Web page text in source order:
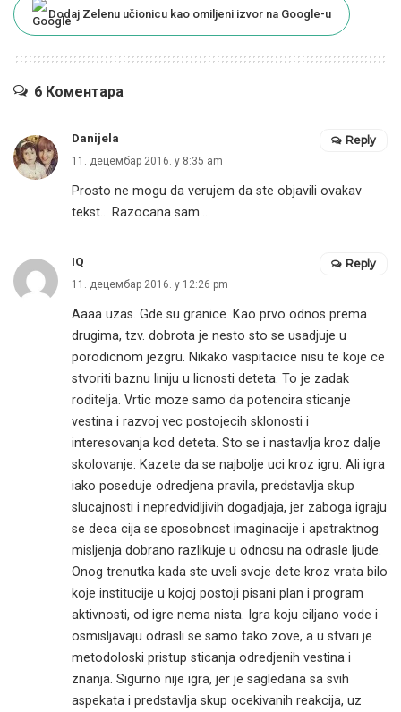
Dodaj Zelenu učionicu kao omiljeni izvor na Google-u
6 Коментара
Danijela
11. децембар 2016. у 8:35 am
Prosto ne mogu da verujem da ste objavili ovakav
tekst… Razocana sam…
Reply
IQ
11. децембар 2016. у 12:26 pm
Aaaa uzas. Gde su granice. Kao prvo odnos prema
drugima, tzv. dobrota je nesto sto se usadjuje u
porodicnom jezgru. Nikako vaspitacice nisu te koje ce
stvoriti baznu liniju u licnosti deteta. To je zadak
roditelja. Vrtic moze samo da potencira sticanje
vestina i razvoj vec postojecih sklonosti i
interesovanja kod deteta. Sto se i nastavlja kroz dalje
skolovanje. Kazete da se najbolje uci kroz igru. Ali igra
iako poseduje odredjena pravila, predstavlja skup
slucajnosti i nepredvidljivih dogadjaja, jer zaboga igraju
se deca cija se sposobnost imaginacije i apstraktnog
misljenja dobrano razlikuje u odnosu na odrasle ljude.
Onog trenutka kada ste uveli svoje dete kroz vrata bilo
koje institucije u kojoj postoji pisani plan i program
aktivnosti, od igre nema nista. Igra koju ciljano vode i
osmisljavaju odrasli se samo tako zove, a u stvari je
metodoloski pristup sticanja odredjenih vestina i
znanja. Sigurno nije igra, jer je sagledana sa svih
aspekata i predstavlja skup ocekivanih reakcija, uz
Reply